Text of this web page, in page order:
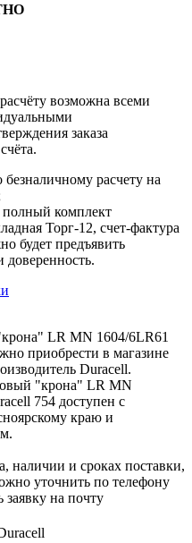
возможна всеми
заказа
безналичному расчету на
полный комплект
Торг-12, счет-фактура
будет предъявить
доверенность.
LR MN 1604/6LR61
приобрести в магазине
Duracell.
"крона" LR MN
754 доступен с
краю и
наличии и сроках поставки,
уточнить по телефону
заявку на почту